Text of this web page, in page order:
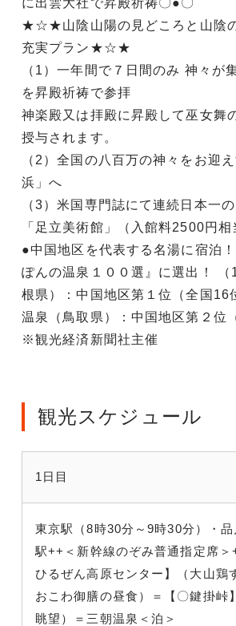
★☆★山陰山陽の見どころと山陰
充実プラン★☆★
（1）一年間で７日間のみ 神々が
を昇殿祈祷で参拝
神楽殿又は拝殿に昇殿して巫女舞
授与されます。
（2）全国の八百万の神々をお迎
浜」へ
（3）米国専門誌にて連続日本一
「足立美術館」（入館料2500円相
●中国地区を代表する名湯に宿泊
ぽんの温泉１００選』に選出！ （
根県）：中国地区第１位（全国16
温泉（鳥取県）：中国地区第２位
※観光経済新聞社主催
観光スケジュール
1日目
東京駅（8時30分～9時30分）・
駅++＜新幹線のぞみ普通指定席
ひるぜん高原センター】（大山鶏
おこわ御膳の昼食）＝【〇鍵掛峠
眺望）＝三朝温泉＜泊＞